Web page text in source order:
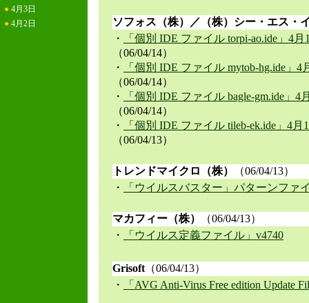
● 4月3日
● 4月2日
ソフォス（株）／（株）シー・エス・
・
「個別 IDE ファイル torpi-ao.ide」4
（06/04/14）
・
「個別 IDE ファイル mytob-hg.ide」4
（06/04/14）
・
「個別 IDE ファイル bagle-gm.ide」4
（06/04/14）
・
「個別 IDE ファイル tileb-ek.ide」4月
（06/04/13）
トレンドマイクロ（株）
（06/04/13）
・
「ウイルスバスター」パターンファ
マカフィー（株）
（06/04/13）
・
「ウイルス定義ファイル」v4740
Grisoft （06/04/13）
・
「AVG Anti-Virus Free edition Update